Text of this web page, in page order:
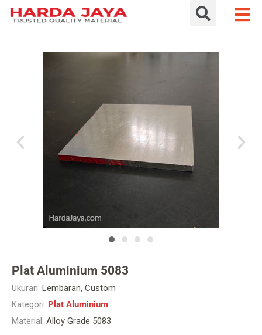
Plat Aluminium 5083
Ukuran: Lembaran, Custom
Kategori: Plat Aluminium
Material: Alloy Grade 5083